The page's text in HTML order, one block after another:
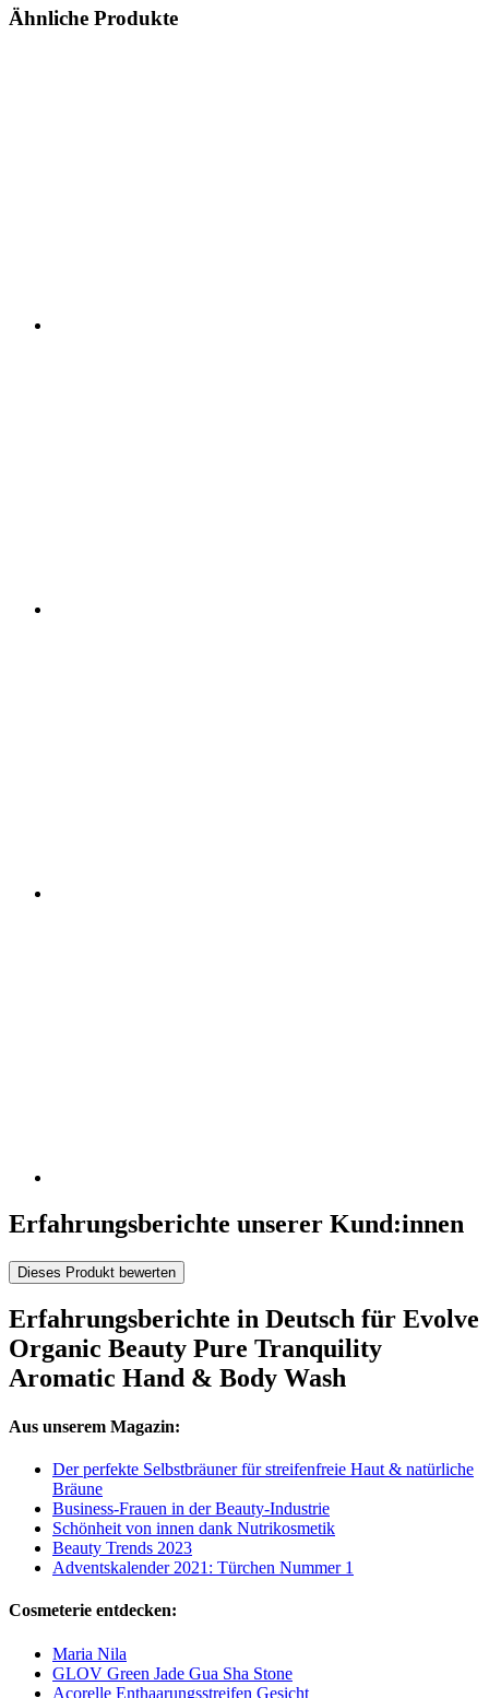
Ähnliche Produkte
Erfahrungsberichte unserer Kund:innen
Dieses Produkt bewerten
Erfahrungsberichte in Deutsch für Evolve
Organic Beauty Pure Tranquility
Aromatic Hand & Body Wash
Aus unserem Magazin:
Der perfekte Selbstbräuner für streifenfreie Haut & natürliche
Bräune
Business-Frauen in der Beauty-Industrie
Schönheit von innen dank Nutrikosmetik
Beauty Trends 2023
Adventskalender 2021: Türchen Nummer 1
Cosmeterie entdecken:
Maria Nila
GLOV Green Jade Gua Sha Stone
Acorelle Enthaarungsstreifen Gesicht